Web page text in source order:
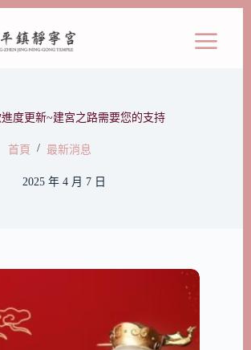
度更新~建宮之路需要您的支持
首頁 / 最新消息
2025 年 4 月 7 日